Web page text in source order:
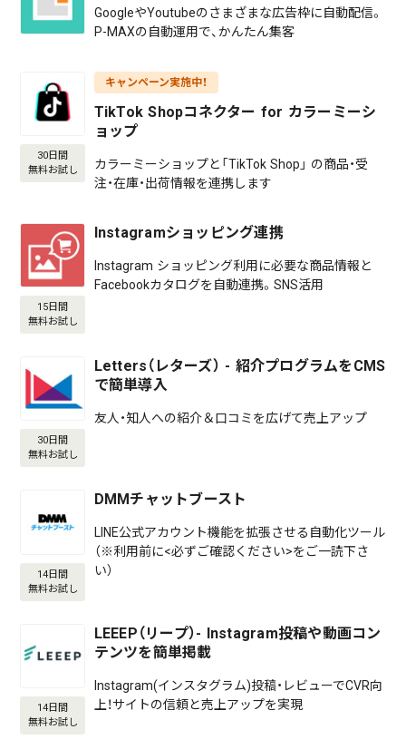
GoogleやYoutubeのさまざまな広告枠に自動配信。
P-MAXの自動運用で、かんたん集客
30日間
無料お試し
キャンペーン実施中！
TikTok Shopコネクター for カラーミーシ
ョップ
カラーミーショップと「TikTok Shop」 の商品・受
注・在庫・出荷情報を連携します
15日間
無料お試し
Instagramショッピング連携
Instagram ショッピング利用に必要な商品情報と
Facebookカタログを自動連携。SNS活用
30日間
無料お試し
Letters（レターズ） - 紹介プログラムをCMS
で簡単導入
友人・知人への紹介＆口コミを広げて売上アップ
14日間
無料お試し
DMMチャットブースト
LINE公式アカウント機能を拡張させる自動化ツール
（※利用前に<必ずご確認ください>をご一読下さ
い）
14日間
無料お試し
LEEEP（リープ）- Instagram投稿や動画コン
テンツを簡単掲載
Instagram(インスタグラム)投稿・レビューでCVR向
上！サイトの信頼と売上アップを実現